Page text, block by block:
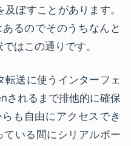
ぼすことがあります。
るのでそのうちなんと
はこの通りです。
転送に使うインターフェ
されるまで排他的に確保
も自由にアクセスでき
いる間にシリアルポー